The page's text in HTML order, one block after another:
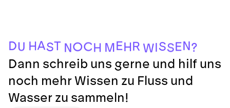
DU HAS T NOCH ME H R WISSEN?
Dann schreib uns gerne und hilf uns
noch mehr Wissen zu Fluss und
Wasser zu sammeln!